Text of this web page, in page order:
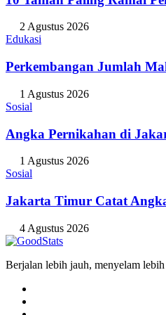
2 Agustus 2026
Edukasi
Perkembangan Jumlah
1 Agustus 2026
Sosial
Angka Pernikahan di
1 Agustus 2026
Sosial
Jakarta Timur Catat
4 Agustus 2026
Berjalan lebih jauh, menyelam